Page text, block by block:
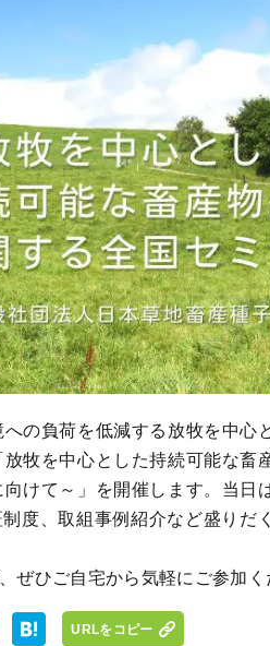
の負荷を低減する放牧を中心
牧を中心とした持続可能な畜
けて～」を開催します。当日
度、取組事例紹介など盛りだ
ぜひご自宅から気軽にご参加く
URLをコピー